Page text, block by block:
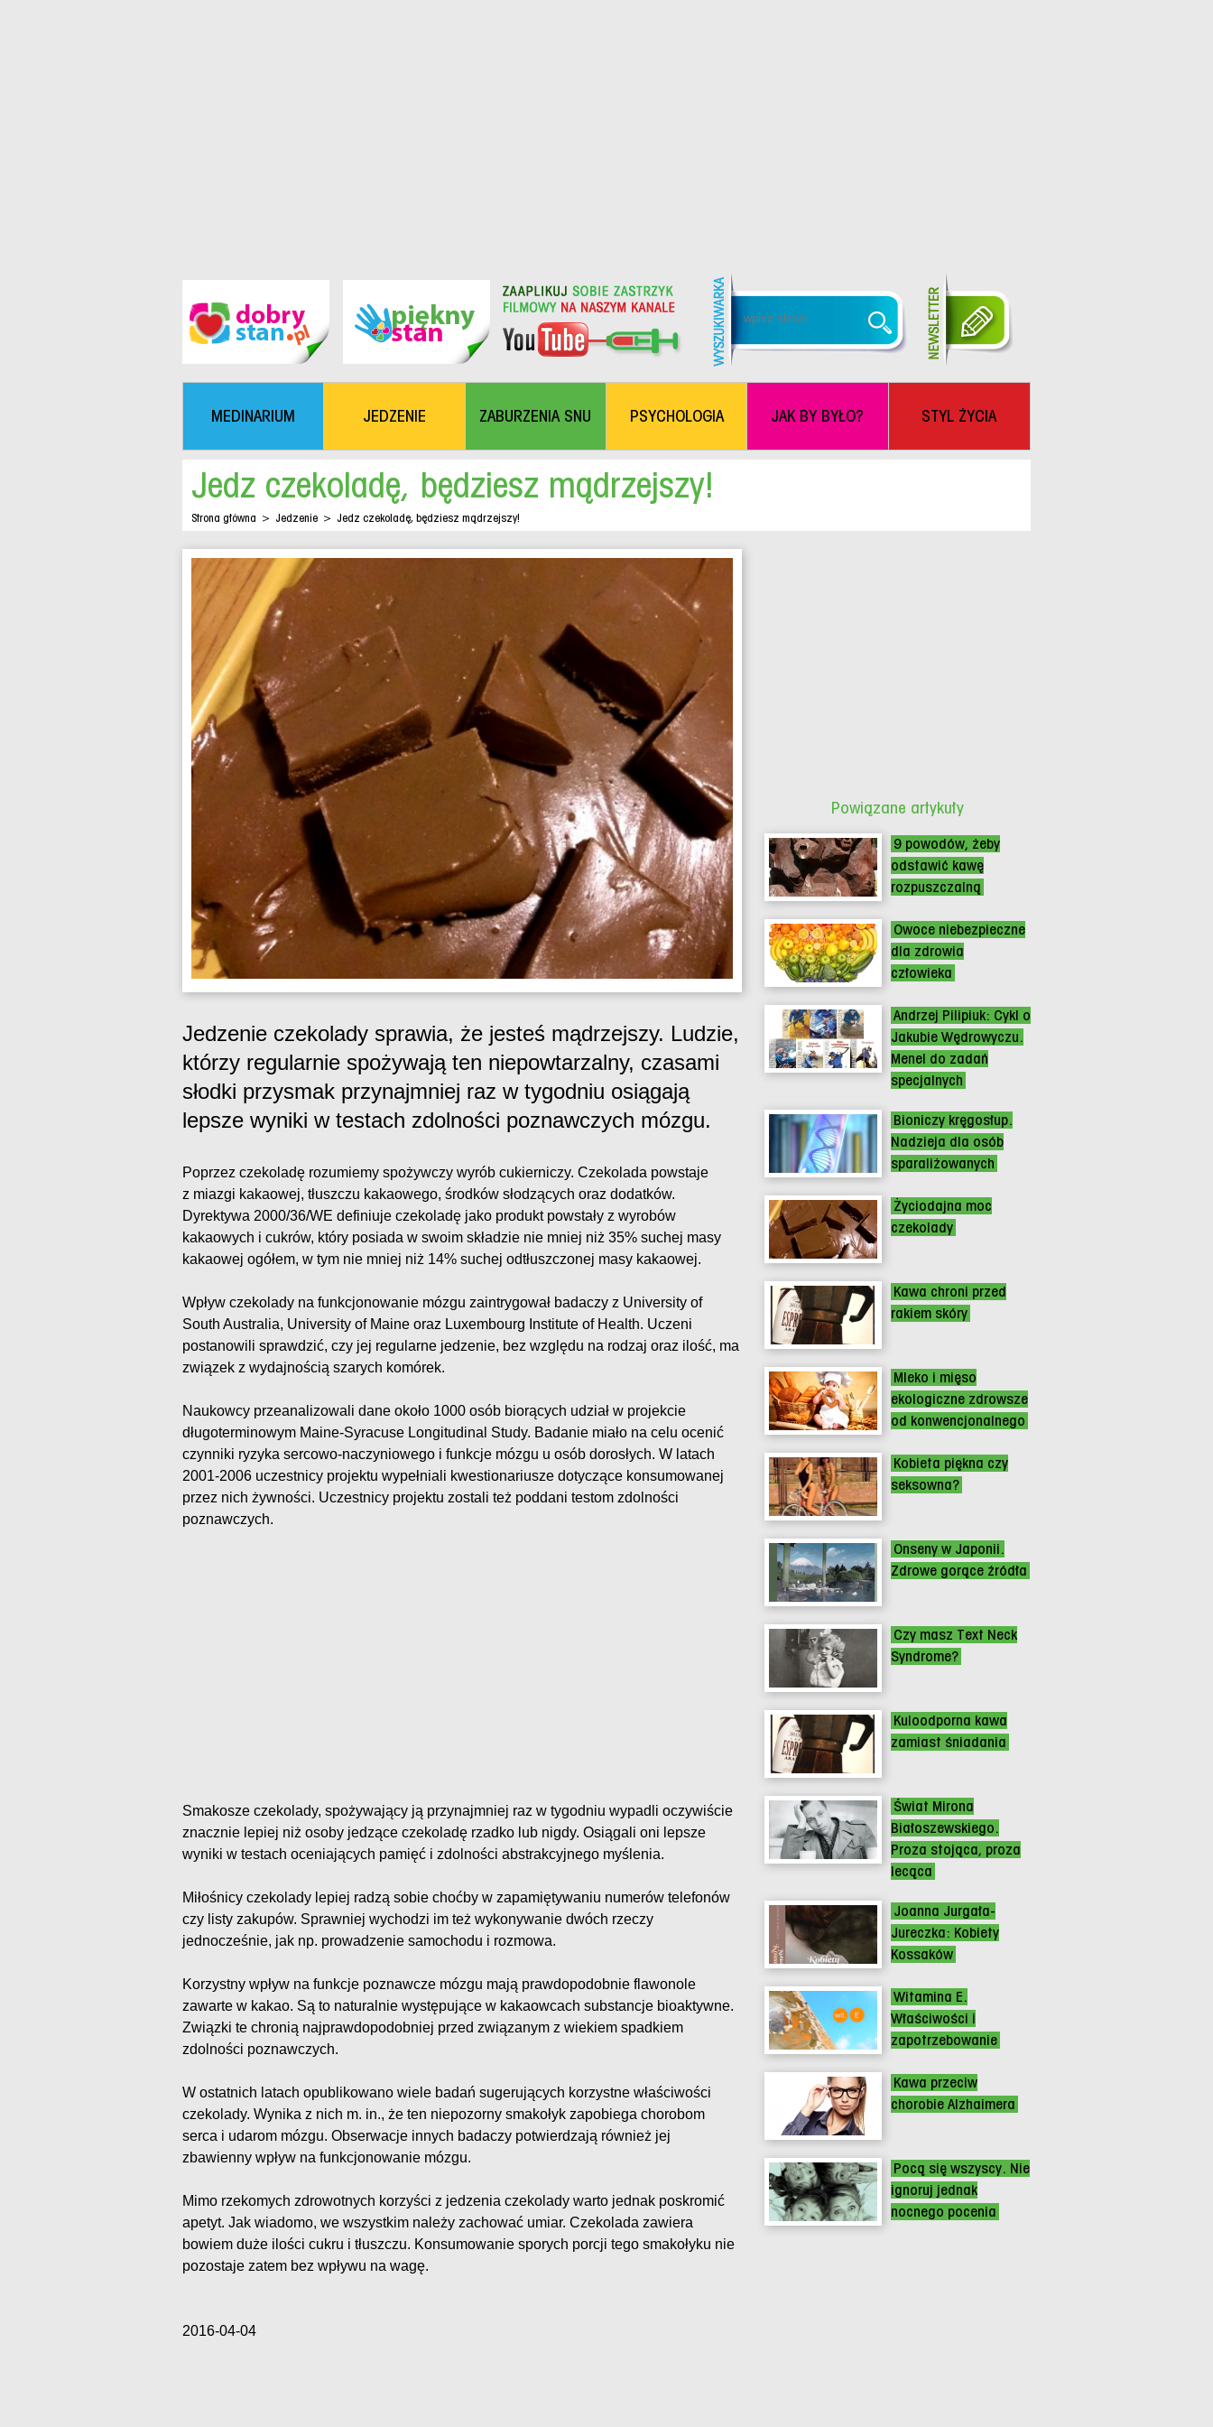
MEDINARIUM JEDZENIE ZABURZENIA SNU PSYCHOLOGIA JAK BY BYŁO? STYL ŻYCIA
Jedz czekoladę, będziesz mądrzejszy!
Strona główna > Jedzenie > Jedz czekoladę, będziesz mądrzejszy!
Jedzenie czekolady sprawia, że jesteś mądrzejszy. Ludzie,
którzy regularnie spożywają ten niepowtarzalny, czasami
słodki przysmak przynajmniej raz w tygodniu osiągają
lepsze wyniki w testach zdolności poznawczych mózgu.
Poprzez czekoladę rozumiemy spożywczy wyrób cukierniczy. Czekolada powstaje
z miazgi kakaowej, tłuszczu kakaowego, środków słodzących oraz dodatków.
Dyrektywa 2000/36/WE definiuje czekoladę jako produkt powstały z wyrobów
kakaowych i cukrów, który posiada w swoim składzie nie mniej niż 35% suchej masy
kakaowej ogółem, w tym nie mniej niż 14% suchej odtłuszczonej masy kakaowej.
Wpływ czekolady na funkcjonowanie mózgu zaintrygował badaczy z University of
South Australia, University of Maine oraz Luxembourg Institute of Health. Uczeni
postanowili sprawdzić, czy jej regularne jedzenie, bez względu na rodzaj oraz ilość, ma
związek z wydajnością szarych komórek.
Naukowcy przeanalizowali dane około 1000 osób biorących udział w projekcie
długoterminowym Maine-Syracuse Longitudinal Study. Badanie miało na celu ocenić
czynniki ryzyka sercowo-naczyniowego i funkcje mózgu u osób dorosłych. W latach
2001-2006 uczestnicy projektu wypełniali kwestionariusze dotyczące konsumowanej
przez nich żywności. Uczestnicy projektu zostali też poddani testom zdolności
poznawczych.
Smakosze czekolady, spożywający ją przynajmniej raz w tygodniu wypadli oczywiście
znacznie lepiej niż osoby jedzące czekoladę rzadko lub nigdy. Osiągali oni lepsze
wyniki w testach oceniających pamięć i zdolności abstrakcyjnego myślenia.
Miłośnicy czekolady lepiej radzą sobie choćby w zapamiętywaniu numerów telefonów
czy listy zakupów. Sprawniej wychodzi im też wykonywanie dwóch rzeczy
jednocześnie, jak np. prowadzenie samochodu i rozmowa.
Korzystny wpływ na funkcje poznawcze mózgu mają prawdopodobnie flawonole
zawarte w kakao. Są to naturalnie występujące w kakaowcach substancje bioaktywne.
Związki te chronią najprawdopodobniej przed związanym z wiekiem spadkiem
zdolności poznawczych.
W ostatnich latach opublikowano wiele badań sugerujących korzystne właściwości
czekolady. Wynika z nich m. in., że ten niepozorny smakołyk zapobiega chorobom
serca i udarom mózgu. Obserwacje innych badaczy potwierdzają również jej
zbawienny wpływ na funkcjonowanie mózgu.
Mimo rzekomych zdrowotnych korzyści z jedzenia czekolady warto jednak poskromić
apetyt. Jak wiadomo, we wszystkim należy zachować umiar. Czekolada zawiera
bowiem duże ilości cukru i tłuszczu. Konsumowanie sporych porcji tego smakołyku nie
pozostaje zatem bez wpływu na wagę.
2016-04-04
Powiązane artykuły
9 powodów, żeby
odstawić kawę
rozpuszczalną
Owoce niebezpieczne
dla zdrowia
człowieka
Andrzej Pilipiuk: Cykl o
Jakubie Wędrowyczu.
Menel do zadań
specjalnych
Bioniczy kręgosłup.
Nadzieja dla osób
sparaliżowanych
Życiodajna moc
czekolady
Kawa chroni przed
rakiem skóry
Mleko i mięso
ekologiczne zdrowsze
od konwencjonalnego
Kobieta piękna czy
seksowna?
Onseny w Japonii.
Zdrowe gorące źródła
Czy masz Text Neck
Syndrome?
Kuloodporna kawa
zamiast śniadania
Świat Mirona
Białoszewskiego.
Proza stojąca, proza
lecąca
Joanna Jurgała-
Jureczka: Kobiety
Kossaków
Witamina E.
Właściwości i
zapotrzebowanie
Kawa przeciw
chorobie Alzhaimera
Pocą się wszyscy. Nie
ignoruj jednak
nocnego pocenia